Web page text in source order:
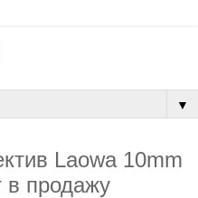
▼
Laowa 10mm
в продажу